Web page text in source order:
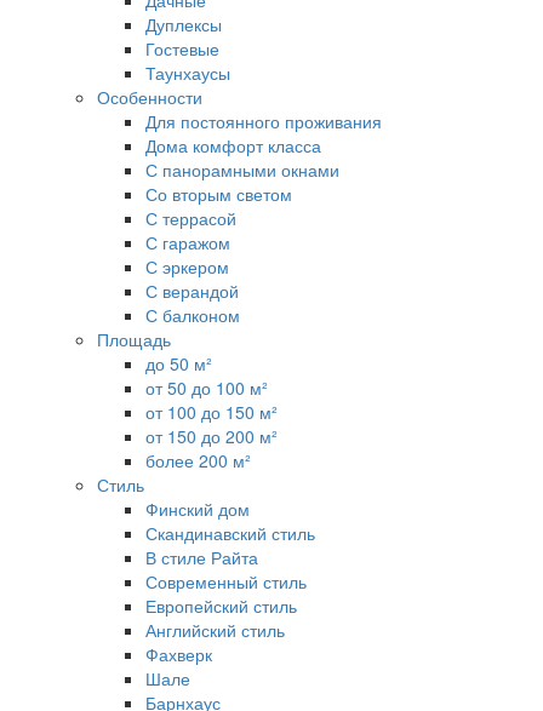
Дуплексы
Гостевые
Таунхаусы
Особенности
Для постоянного проживания
Дома комфорт класса
С панорамными окнами
Со вторым светом
С террасой
С гаражом
С эркером
С верандой
С балконом
Площадь
до 50 м²
от 50 до 100 м²
от 100 до 150 м²
от 150 до 200 м²
более 200 м²
Стиль
Финский дом
Скандинавский стиль
В стиле Райта
Современный стиль
Европейский стиль
Английский стиль
Фахверк
Шале
Барнхаус